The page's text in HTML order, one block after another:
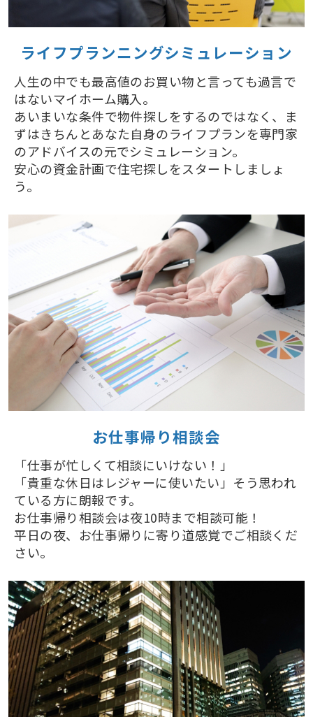
ライフプランニングシミュレーション
人生の中でも最高値のお買い物と言っても過言で
はないマイホーム購入。
あいまいな条件で物件探しをするのではなく、ま
ずはきちんとあなた自身のライフプランを専門家
のアドバイスの元でシミュレーション。
安心の資金計画で住宅探しをスタートしましょ
う。
お仕事帰り相談会
「仕事が忙しくて相談にいけない！」
「貴重な休日はレジャーに使いたい」そう思われ
ている方に朗報です。
お仕事帰り相談会は夜10時まで相談可能！
平日の夜、お仕事帰りに寄り道感覚でご相談くだ
さい。